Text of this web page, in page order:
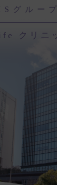
グループ
クリニ